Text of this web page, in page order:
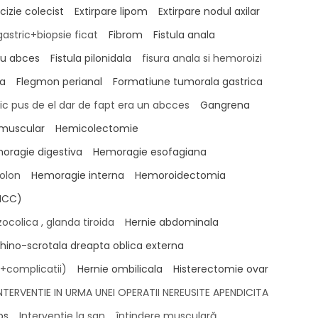
colecist Extirpare lipom
Extirpare nodul axilar
ficat
Fibrom
Fistula anala
abces
Fistula pilonidala
fisura anala si hemoroizi
Flegmon perianal
Formatiune tumorala gastrica
pus de el dar de fapt era un abcces
Gangrena
Hemicolectomie
digestiva
Hemoragie esofagiana
Hemoragie interna
Hemoroidectomia
, glanda tiroida
Hernie abdominala
scrotala dreapta oblica externa
Hernie ombilicala
Histerectomie ovar
IN URMA UNEI OPERATII NEREUSITE APENDICITA